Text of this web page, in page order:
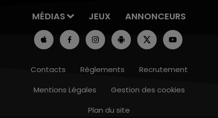
16h00 - 20h00
MÉDIAS
JEUX ANNONCEURS
Contacts Règlements
Recrutement
Mentions Légales
Gestion des cookies
Plan du site